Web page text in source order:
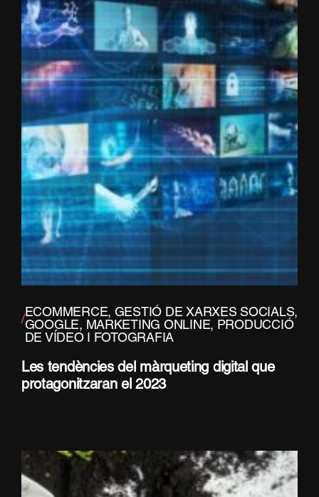
/
ECOMMERCE, GESTIÓ DE XARXES SOCIALS,
GOOGLE, MARKETING ONLINE, PRODUCCIÓ
DE VÍDEO I FOTOGRAFIA
Les tendències del màrqueting digital que
protagonitzaran el 2023